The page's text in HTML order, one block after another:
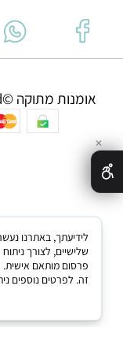
אומנות מתוקה ©All Rights reserved
✕
שלישיים, לצורך
פרסום מותאם
זה. לפרטים נוספים